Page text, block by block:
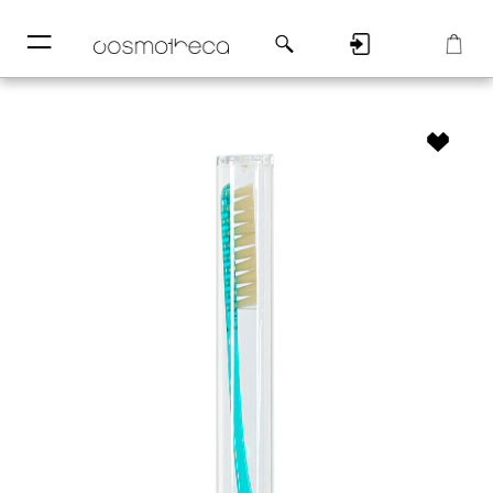
─
─ РегистрацияКорзина